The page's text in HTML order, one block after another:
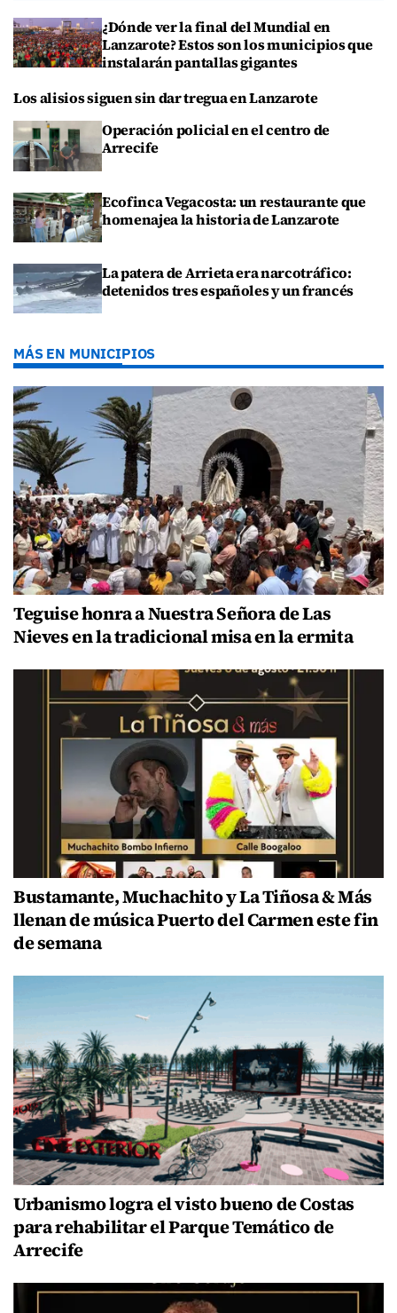
¿Dónde ver la final del Mundial en
Lanzarote? Estos son los municipios que
instalarán pantallas gigantes
Los alisios siguen sin dar tregua en Lanzarote
Operación policial en el centro de
Arrecife
Ecofinca Vegacosta: un restaurante que
homenajea la historia de Lanzarote
La patera de Arrieta era narcotráfico:
detenidos tres españoles y un francés
MÁS EN MUNICIPIOS
Teguise honra a Nuestra Señora de Las
Nieves en la tradicional misa en la ermita
Bustamante, Muchachito y La Tiñosa & Más
llenan de música Puerto del Carmen este fin
de semana
Urbanismo logra el visto bueno de Costas
para rehabilitar el Parque Temático de
Arrecife